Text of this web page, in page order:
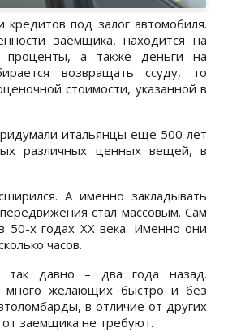
под залог автомобиля.
заемщика, находится на
проценты, а также деньги на
возвращать ссуду, то
стоимости, указанной в
итальянцы еще 500 лет
различных ценных вещей, в
А именно закладывать
стал массовым. Сам
50-х годах ХХ века. Именно они
часов.
так давно – два года назад.
много желающих быстро и без
в отличие от других
заемщика не требуют.